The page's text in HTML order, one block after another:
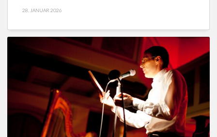
und das Manuskript lesbar hier. Für den Ton […]
28. JANUAR 2026